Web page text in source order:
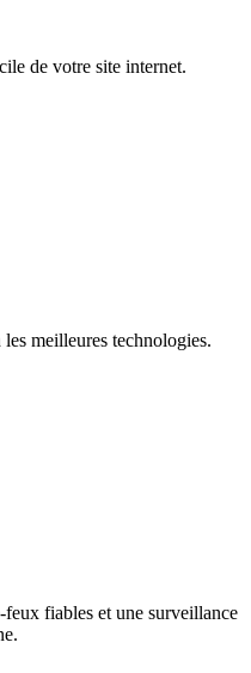
de votre site internet.
meilleures technologies.
feux fiables et une surveillance